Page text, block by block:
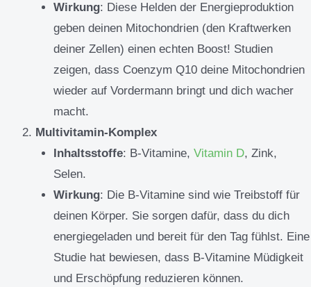
Wirkung: Diese Helden der Energieproduktion
geben deinen Mitochondrien (den Kraftwerken
deiner Zellen) einen echten Boost! Studien
zeigen, dass Coenzym Q10 deine Mitochondrien
wieder auf Vordermann bringt und dich wacher
macht.
Multivitamin-Komplex
Inhaltsstoffe: B-Vitamine, Vitamin D, Zink,
Selen.
Wirkung: Die B-Vitamine sind wie Treibstoff für
deinen Körper. Sie sorgen dafür, dass du dich
energiegeladen und bereit für den Tag fühlst. Eine
Studie hat bewiesen, dass B-Vitamine Müdigkeit
und Erschöpfung reduzieren können.